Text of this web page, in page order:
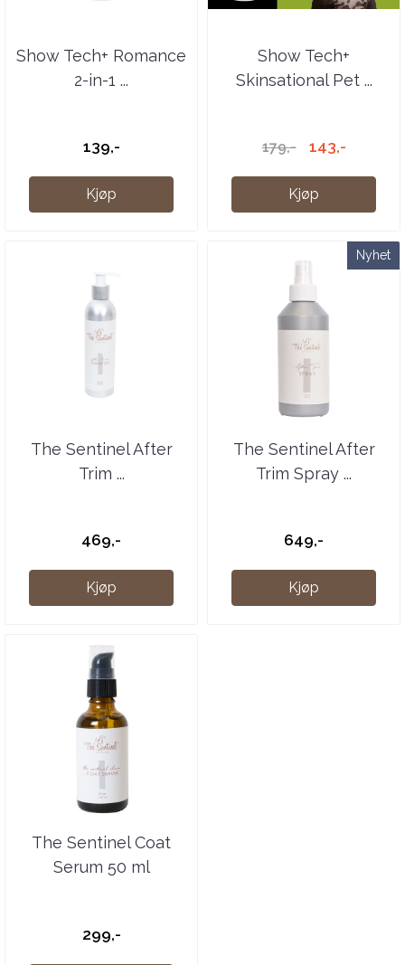
Show Tech+ Romance
2-in-1 ...
139,-
Kjøp
Show Tech+
Skinsational Pet ...
179,- 143,-
Kjøp
The Sentinel After
Trim ...
469,-
Kjøp
Nyhet
The Sentinel After
Trim Spray ...
649,-
Kjøp
The Sentinel Coat
Serum 50 ml
299,-